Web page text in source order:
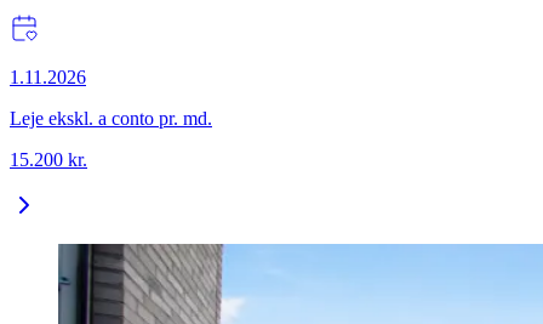
1.11.2026
Leje ekskl. a conto pr. md.
15.200 kr.